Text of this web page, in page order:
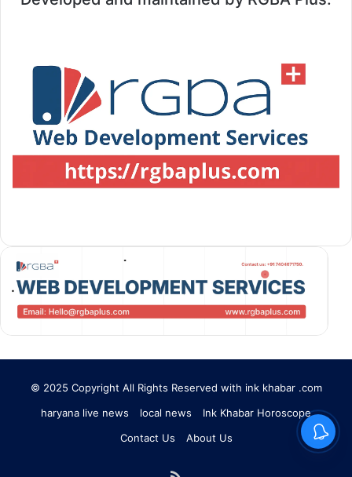
© 2025 Copyright All Rights Reserved with ink khabar .com
haryana live news
local news
Ink Khabar Horoscope
Contact Us
About Us